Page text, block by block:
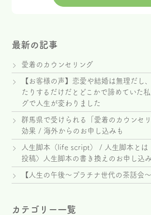
最新の記事
愛着のカウンセリング
【お客様の声】恋愛や結婚は無理だし
たりするだけだとどこかで諦めていた
グで人生が変わりました
群馬県で受けられる「愛着のカウンセ
効果 / 海外からのお申し込みも
人生脚本（life script） / 人生脚本とは
投稿〉人生脚本の書き換えのお申し込
【人生の午後～プラチナ世代の茶話会
カテゴリー一覧